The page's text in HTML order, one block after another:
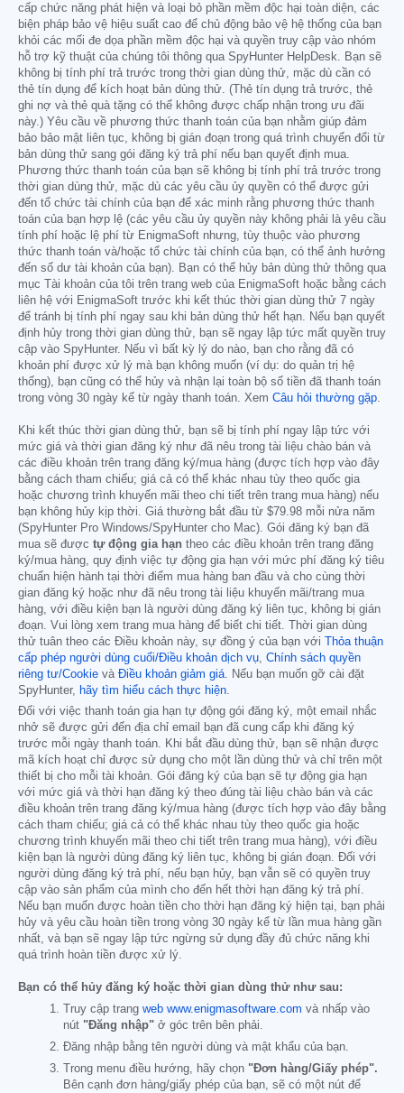
cấp chức năng phát hiện và loại bỏ phần mềm độc hại toàn diện, các
biện pháp bảo vệ hiệu suất cao để chủ động bảo vệ hệ thống của bạn
khỏi các mối đe dọa phần mềm độc hại và quyền truy cập vào nhóm
hỗ trợ kỹ thuật của chúng tôi thông qua SpyHunter HelpDesk. Bạn sẽ
không bị tính phí trả trước trong thời gian dùng thử, mặc dù cần có
thẻ tín dụng để kích hoạt bản dùng thử. (Thẻ tín dụng trả trước, thẻ
ghi nợ và thẻ quà tặng có thể không được chấp nhận trong ưu đãi
này.) Yêu cầu về phương thức thanh toán của bạn nhằm giúp đảm
bảo bảo mật liên tục, không bị gián đoạn trong quá trình chuyển đổi từ
bản dùng thử sang gói đăng ký trả phí nếu bạn quyết định mua.
Phương thức thanh toán của bạn sẽ không bị tính phí trả trước trong
thời gian dùng thử, mặc dù các yêu cầu ủy quyền có thể được gửi
đến tổ chức tài chính của bạn để xác minh rằng phương thức thanh
toán của bạn hợp lệ (các yêu cầu ủy quyền này không phải là yêu cầu
tính phí hoặc lệ phí từ EnigmaSoft nhưng, tùy thuộc vào phương
thức thanh toán và/hoặc tổ chức tài chính của bạn, có thể ảnh hưởng
đến số dư tài khoản của bạn). Bạn có thể hủy bản dùng thử thông qua
mục Tài khoản của tôi trên trang web của EnigmaSoft hoặc bằng cách
liên hệ với EnigmaSoft trước khi kết thúc thời gian dùng thử 7 ngày
để tránh bị tính phí ngay sau khi bản dùng thử hết hạn. Nếu bạn quyết
định hủy trong thời gian dùng thử, bạn sẽ ngay lập tức mất quyền truy
cập vào SpyHunter. Nếu vì bất kỳ lý do nào, bạn cho rằng đã có
khoản phí được xử lý mà bạn không muốn (ví dụ: do quản trị hệ
thống), bạn cũng có thể hủy và nhận lại toàn bộ số tiền đã thanh toán
trong vòng 30 ngày kể từ ngày thanh toán. Xem Câu hỏi thường gặp
Khi kết thúc thời gian dùng thử, bạn sẽ bị tính phí ngay lập tức với
mức giá và thời gian đăng ký như đã nêu trong tài liệu chào bán và
các điều khoản trên trang đăng ký/mua hàng (được tích hợp vào đây
bằng cách tham chiếu; giá cả có thể khác nhau tùy theo quốc gia
hoặc chương trình khuyến mãi theo chi tiết trên trang mua hàng) nếu
bạn không hủy kịp thời. Giá thường bắt đầu từ $79.98 mỗi nửa năm
(SpyHunter Pro Windows/SpyHunter cho Mac). Gói đăng ký bạn đã
mua sẽ được tự động gia hạn theo các điều khoản trên trang đăng
ký/mua hàng, quy định việc tự động gia hạn với mức phí đăng ký tiêu
chuẩn hiện hành tại thời điểm mua hàng ban đầu và cho cùng thời
gian đăng ký hoặc như đã nêu trong tài liệu khuyến mãi/trang mua
hàng, với điều kiện bạn là người dùng đăng ký liên tục, không bị gián
đoạn. Vui lòng xem trang mua hàng để biết chi tiết. Thời gian dùng
thử tuân theo các Điều khoản này, sự đồng ý của bạn với Thỏa thuận
cấp phép người dùng cuối/Điều khoản dịch vụ Chính sách quyền
riêng tư/Cookie và Điều khoản giảm giá . Nếu bạn muốn gỡ cài đặt
SpyHunter,
hãy tìm hiểu cách thực hiện
Đối với việc thanh toán gia hạn tự động gói đăng ký, một email nhắc
nhở sẽ được gửi đến địa chỉ email bạn đã cung cấp khi đăng ký
trước mỗi ngày thanh toán. Khi bắt đầu dùng thử, bạn sẽ nhận được
mã kích hoạt chỉ được sử dụng cho một lần dùng thử và chỉ trên một
thiết bị cho mỗi tài khoản. Gói đăng ký của bạn sẽ tự động gia hạn
với mức giá và thời hạn đăng ký theo đúng tài liệu chào bán và các
điều khoản trên trang đăng ký/mua hàng (được tích hợp vào đây bằng
cách tham chiếu; giá cả có thể khác nhau tùy theo quốc gia hoặc
chương trình khuyến mãi theo chi tiết trên trang mua hàng), với điều
kiện bạn là người dùng đăng ký liên tục, không bị gián đoạn. Đối với
người dùng đăng ký trả phí, nếu bạn hủy, bạn vẫn sẽ có quyền truy
cập vào sản phẩm của mình cho đến hết thời hạn đăng ký trả phí.
Nếu bạn muốn được hoàn tiền cho thời hạn đăng ký hiện tại, bạn phải
hủy và yêu cầu hoàn tiền trong vòng 30 ngày kể từ lần mua hàng gần
nhất, và bạn sẽ ngay lập tức ngừng sử dụng đầy đủ chức năng khi
quá trình hoàn tiền được xử lý.
Bạn có thể hủy đăng ký hoặc thời gian dùng thử như sau:
Truy cập trang web www.enigmasoftware.com và nhấp vào
nút "Đăng nhập" ở góc trên bên phải.
Đăng nhập bằng tên người dùng và mật khẩu của bạn.
Trong menu điều hướng, hãy chọn "Đơn hàng/Giấy phép".
Bên cạnh đơn hàng/giấy phép của bạn, sẽ có một nút để